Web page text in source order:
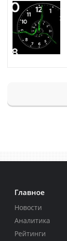
Главное
Новости
Аналитика
Рейтинги